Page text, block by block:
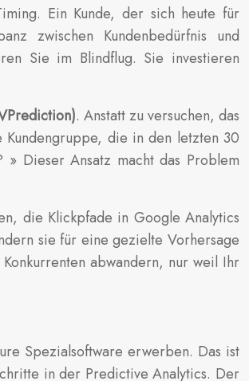
Ein Kunde, der sich heute für
zwischen Kundenbedürfnis und
Sie im Blindflug. Sie investieren
. Anstatt zu versuchen, das
Kundengruppe, die in den letzten 30
Dieser Ansatz macht das Problem
die Klickpfade in Google Analytics
sie für eine gezielte Vorhersage
abwandern, nur weil Ihr
Spezialsoftware erwerben. Das ist
in der Predictive Analytics. Der